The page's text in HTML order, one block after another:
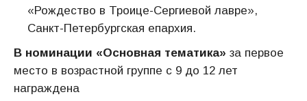
«Рождество в Троице-Сергиевой лавре»,
Санкт-Петербургская епархия.
В номинации «Основная тематика» за первое
место в возрастной группе с 9 до 12 лет
награждена